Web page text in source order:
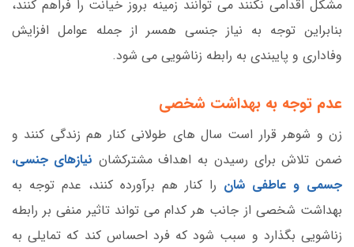
مشکل اقدامی نکنند می توانند زمینه بروز خیانت را فراهم کنند،
بنابراین توجه به نیاز جنسی همسر از جمله عوامل افزایش
وفاداری و پایبندی به رابطه زناشویی می شود.
عدم توجه به بهداشت شخصی
زن و شوهر قرار است سال های طولانی کنار هم زندگی کنند و
ضمن تلاش برای رسیدن به اهداف مشترکشان نیازهای جنسی،
جسمی و عاطفی شان را کنار هم برآورده کنند، عدم توجه به
بهداشت شخصی از جانب هر کدام می تواند تاثیر منفی بر رابطه
زناشویی بگذارد و سبب شود که فرد احساس کند که تمایلی به